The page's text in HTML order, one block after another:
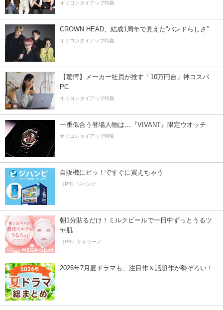
オリコンタイアップ特集
CROWN HEAD、結成1周年で見えた”バンドらしさ”
オリコンタイアップ特集
【驚愕】メーカー社員が推す「10万円台」神コスパ
PC
オリコンタイアップ特集
一番似合う登場人物は…『VIVANT』限定ウオッチ
オリコンタイアップ特集
自販機にピッ！ですぐに買えちゃう
（PR）ジハンピ
朝1分貼るだけ！ミルクピールで一日中ずっとうるツ
ヤ肌
（PR）サボリーノ
2026年7月夏ドラマも、注目作＆話題作が勢ぞろい！